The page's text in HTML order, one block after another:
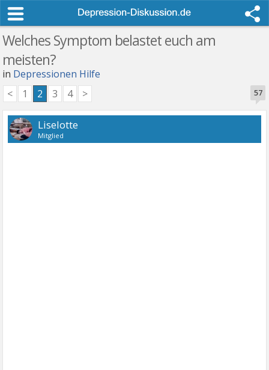
Welches Symptom belastet euch am
meisten?
in Depressionen Hilfe
57
< 1 2 3 4 >
Liselotte
Mitglied